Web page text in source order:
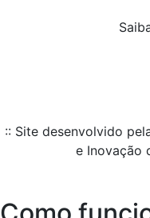
:: Site desenvolvido
e Inovação